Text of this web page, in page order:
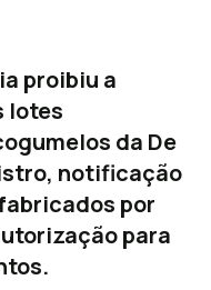
proibiu a
lotes
da De
notificação
por
para